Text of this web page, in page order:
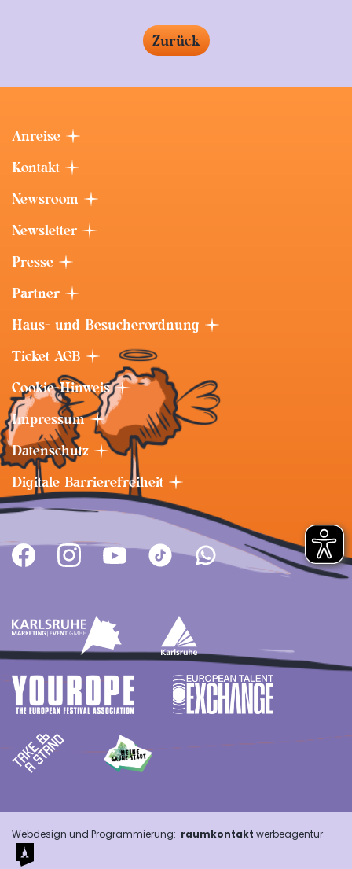
Zurück
Anreise
Kontakt
Newsroom
Newsletter
Presse
Partner
Haus- und Besucherordnung
Ticket AGB
Cookie-Hinweis
Impressum
Datenschutz
Digitale Barrierefreiheit
Webdesign und Programmierung: raumkontakt werbeagentur